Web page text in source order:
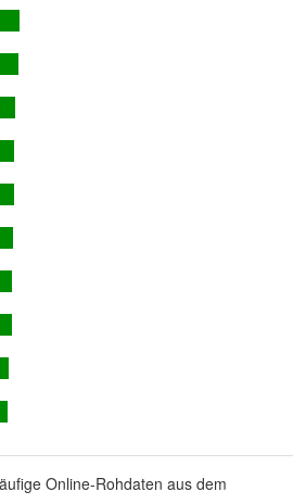
Online-Rohdaten aus dem